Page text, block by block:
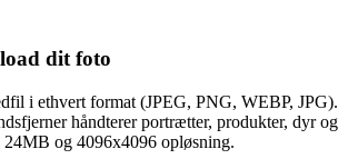
dit foto
i ethvert format (JPEG, PNG, WEBP, JPG).
håndterer portrætter, produkter, dyr og
og 4096x4096 opløsning.